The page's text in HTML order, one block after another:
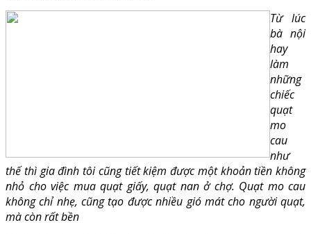
Từ lúc
bà nội
hay
làm
những
chiếc
quạt
mo
cau
như
thế thì gia đình tôi cũng tiết kiệm được một khoản tiền không
nhỏ cho việc mua quạt giấy, quạt nan ở chợ. Quạt mo cau
không chỉ nhẹ, cũng tạo được nhiều gió mát cho người quạt,
mà còn rất bền